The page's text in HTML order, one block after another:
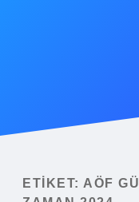
Yasal Uyarı
ETIKET: AÖF